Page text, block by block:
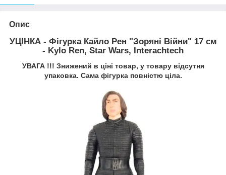
Опис
УЦІНКА - Фігурка Кайло Рен "Зоряні Війни" 17 см
- Kylo Ren, Star Wars, Interachtech
УВАГА !!! Знижений в ціні товар, у товару відсутня
упаковка. Сама фігурка повністю ціла.